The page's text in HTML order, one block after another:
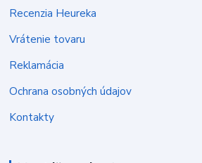
Recenzia Heureka
Vrátenie tovaru
Reklamácia
Ochrana osobných údajov
Kontakty